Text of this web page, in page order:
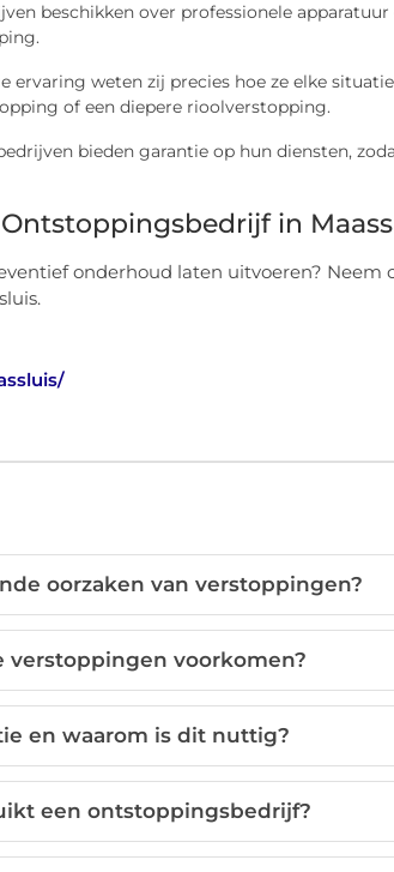
beschikken over professionele
ervaring weten zij precies hoe ze elke
of een diepere rioolverstopping.
bieden garantie op hun diensten,
in
onderhoud laten uitvoeren? Neem
oorzaken van verstoppingen?
verstoppingen voorkomen?
en waarom is dit nuttig?
een ontstoppingsbedrijf?